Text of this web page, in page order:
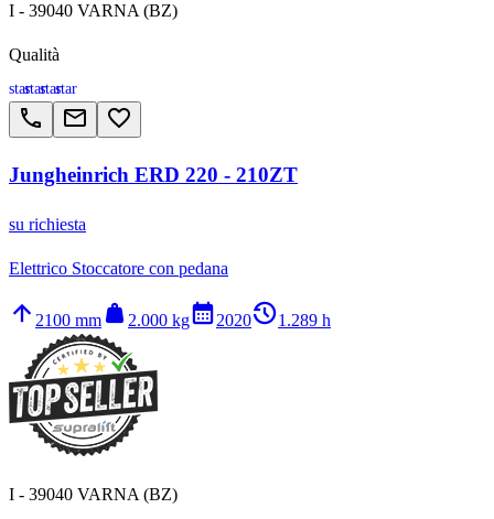
I - 39040 VARNA (BZ)
Qualità
starstarstarstar
call email favorite_border
Jungheinrich ERD 220 - 210ZT
su richiesta
Elettrico Stoccatore con pedana
arrow_upward 2100 mm weight 2.000 kgcalendar_month2020history_21.289 h
I - 39040 VARNA (BZ)